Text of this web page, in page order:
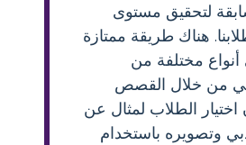
لتحقيق مستوى
هناك طريقة ممتازة
أنواع مختلفة من
من خلال القصص
الطلاب لمثال عن
وتصويره باستخدام